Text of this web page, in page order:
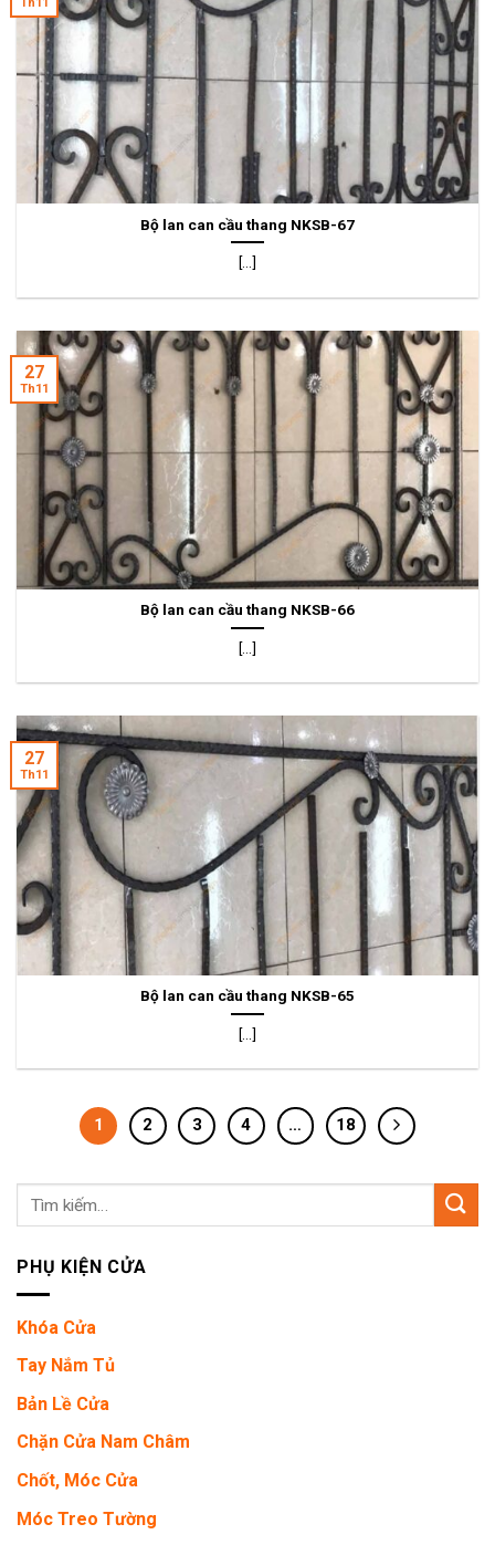
Bộ lan can cầu thang NKSB-67
[...]
Bộ lan can cầu thang NKSB-66
[...]
27
Th11
Bộ lan can cầu thang NKSB-65
[...]
27
Th11
1 2 3 4 … 18
Tìm
PHỤ KIỆN CỬA
Khóa Cửa
Tay Nắm Tủ
Bản Lề Cửa
Chặn Cửa Nam Châm
Chốt, Móc Cửa
Móc Treo Tường